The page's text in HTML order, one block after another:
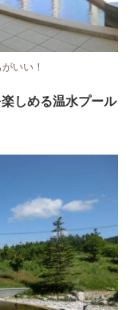
いい！
しめる温水プール